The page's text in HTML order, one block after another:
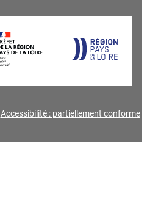
Accessibilité : partiellement conforme